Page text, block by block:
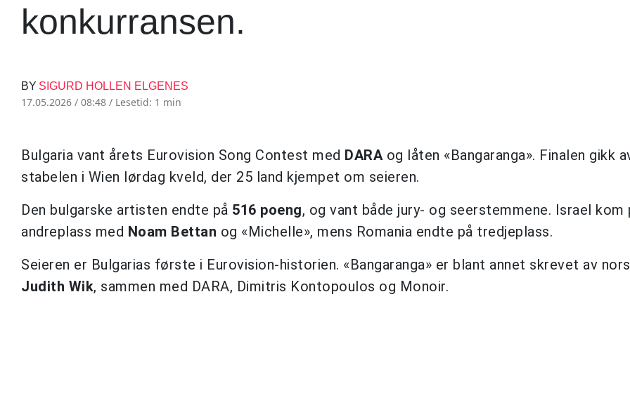
konkurransen.
BY SIGURD HOLLEN ELGENES
17.05.2026 / 08:48 / Lesetid: 1 min
Bulgaria vant årets Eurovision Song Contest med DARA og låten «Bangaranga». Finalen gikk
stabelen i Wien lørdag kveld, der 25 land kjempet om seieren.
Den bulgarske artisten endte på 516 poeng, og vant både jury- og seerstemmene. Israel kom
andreplass med Noam Bettan og «Michelle», mens Romania endte på tredjeplass.
Seieren er Bulgarias første i Eurovision-historien. «Bangaranga» er blant annet skrevet av
Judith Wik, sammen med DARA, Dimitris Kontopoulos og Monoir.